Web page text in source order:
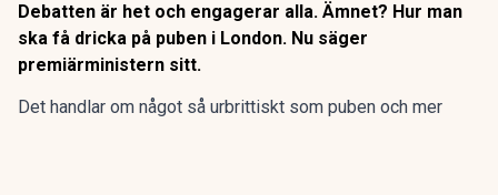
Debatten är het och engagerar alla. Ämnet? Hur man
ska få dricka på puben i London. Nu säger
premiärministern sitt.
Det handlar om något så urbrittiskt som puben och mer